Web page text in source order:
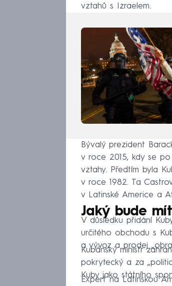
vztahů s Izraelem.
Bývalý prezident
v roce 2015, kdy se
vztahy. Předtím byla
v roce 1982. Ta
v Latinské Americe a
Jaký bude
V důsledku přidání
určitého obchodu s
a vývoz a prodej
Kubánský ministr
pokrytecký a za
Kuby jako státního
Expert na Latinskou